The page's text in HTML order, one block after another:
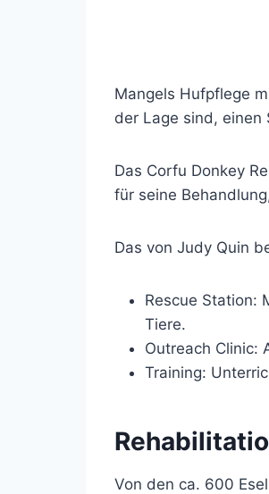
Mangels Hufpflege
der Lage sind, einen
Das Corfu Donkey
für seine
Das von Judy Quin
Rescue Station:
Tiere.
Outreach Clinic:
Training:
Von den ca. 600